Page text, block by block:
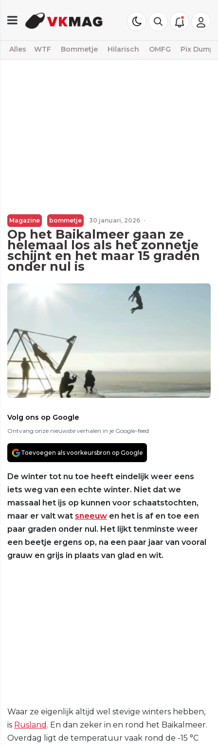
Alles WTF Bommetje Hilarisch OMFG Pix Dump
Magazine bommetje 30 januari, 2026 ·
Op het Baikalmeer gaan ze
helemaal los als het zonnetje
schijnt en het maar 15 graden
onder nul is
Volg ons op Google
Ontvang onze nieuwste verhalen in je Google-feed
Toevoegen als voorkeursbron op Google
De winter tot nu toe heeft eindelijk weer eens
iets weg van een echte winter. Niet dat we
massaal het ijs op kunnen voor schaatstochten,
maar er valt wat sneeuw en het is af en toe een
paar graden onder nul. Het lijkt tenminste weer
een beetje ergens op, na een paar jaar van vooral
grauw en grijs in plaats van glad en wit.
Waar ze eigenlijk altijd wel stevige winters hebben,
is Rusland . En dan zeker in en rond het Baikalmeer.
Overdag ligt de temperatuur vaak rond de -15 °C